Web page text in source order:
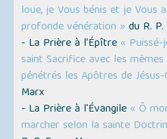
loue, je Vous bénis et je Vous
profonde vénération » du R.
- La Prière à l’Épître «
saint Sacrifice avec les
pénétrés les Apôtres de
Marx
- La Prière à l'Évangile « Ô
marcher selon la sainte